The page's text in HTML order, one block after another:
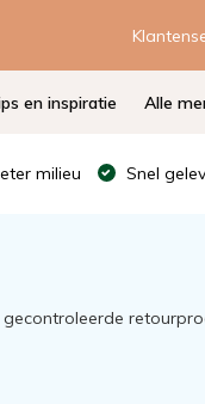
en inspiratie Alle
milieu Snel